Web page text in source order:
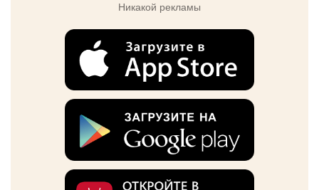
Никакой рекламы